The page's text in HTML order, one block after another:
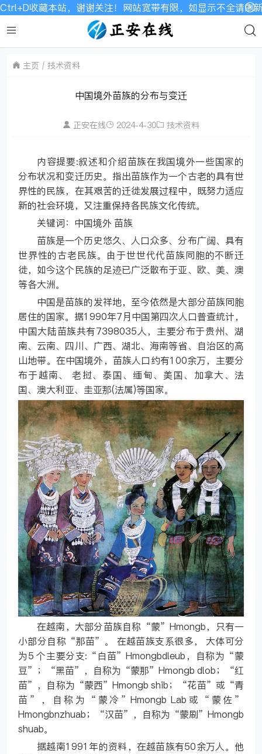
谢关注！网站宽带有限，如显示不全请刷新加载！
主页 技术资料
中国境外苗族的分布与变迁
正安在线 2024-4-30 技术资料
内容提要:叙述和介绍苗族在我国境外一些国家的
分布状况和变迁历史。指出苗族作为一个古老的具有世
界性的民族，在其艰苦的迁徙发展过程中，既努力适应
新的社会环境，又注重保持各民族文化传统。
关键词：中国境外 苗族
苗族是一个历史悠久、人口众多、分布广阔、具有
世界性的古老民族。由于世世代代苗族同胞的不断迁
徙，如今这个民族的足迹已广泛散布于亚、欧、美、澳
等各大洲。
中国是苗族的发祥地，至今依然是大部分苗族同胞
居住的国家。据1990年7月中国第四次人口普查统计，
中国大陆苗族共有7398035人，主要分布于贵州、湖
南、云南、四川、广西、湖北、海南等省、自治区的高
山地带。在中国境外，苗族人口约有100余万，主要分
布于越南、 老挝、泰国、缅甸、美国、加拿大、法
国、澳大利亚、圭亚那(法属)等国家。
在越南，大部分苗族自称“蒙”Hmongb，只有一
小部分自称“那苗”。 在越苗族支系很多， 大体可分
为5 个主要分支:“白苗”Hmongbdleub，自称为“蒙
豆”；“黑苗”，自称为“蒙那”Hmongb dlob；“红
苗”，自称为“蒙西”Hmongb shib；“花苗”或“青
苗”，自称为“蒙冷”Hmongb Lab或“蒙佐”
Hmongbnzhuab；“汉苗”，自称为“蒙刷”Hmongb
shuab。
据越南1991年的资料，在越苗族有50余万人。他